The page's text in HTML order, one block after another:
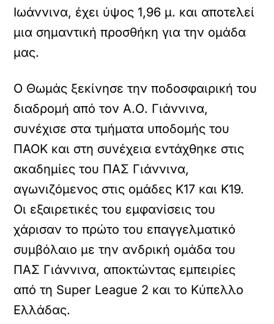
Ιωάννινα, έχει ύψος 1,96 μ. και αποτελεί
μια σημαντική προσθήκη για την ομάδα
μας.
Ο Θωμάς ξεκίνησε την ποδοσφαιρική του
διαδρομή από τον Α.Ο. Γιάννινα,
συνέχισε στα τμήματα υποδομής του
ΠΑΟΚ και στη συνέχεια εντάχθηκε στις
ακαδημίες του ΠΑΣ Γιάννινα,
αγωνιζόμενος στις ομάδες Κ17 και Κ19.
Οι εξαιρετικές του εμφανίσεις του
χάρισαν το πρώτο του επαγγελματικό
συμβόλαιο με την ανδρική ομάδα του
ΠΑΣ Γιάννινα, αποκτώντας εμπειρίες
από τη Super League 2 και το Κύπελλο
Ελλάδας.